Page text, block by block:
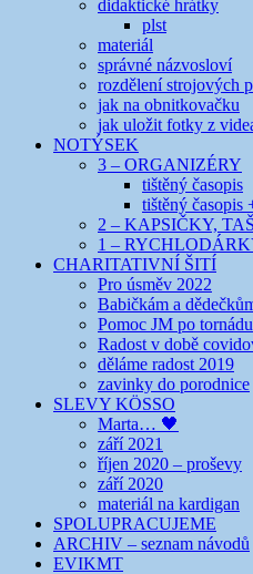
didaktické hrátky
plst
materiál
správné názvosloví
rozdělení strojových
jak na obnitkovačku
jak uložit fotky z
NOTÝSEK
3 – ORGANIZÉRY
tištěný časopis
tištěný časopis
2 – KAPSIČKY,
1 –
CHARITATIVNÍ ŠITÍ
Pro úsměv 2022
Babičkám a
Pomoc JM po tornádu
Radost v době
děláme radost 2019
zavinky do porodnice
SLEVY KÖSSO
Marta… 🖤
září 2021
říjen 2020 – proševy
září 2020
materiál na kardigan
SPOLUPRACUJEME
ARCHIV – seznam návodů
EVIKMT